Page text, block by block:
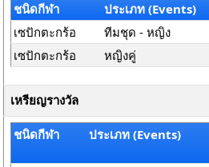
ชนิดกีฬา
ประเภท (Events)
เซปักตะกร้อ
ทีมชุด - หญิง
เซปักตะกร้อ
หญิงคู่
เหรียญรางวัล
ชนิดกีฬา ประเภท (Events)